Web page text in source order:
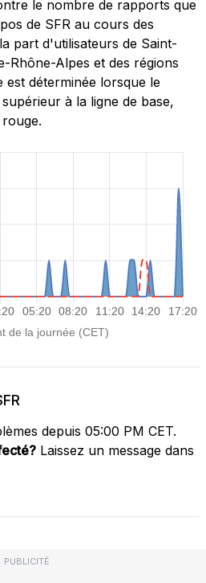
le nombre de rapports que
de SFR au cours des
part d'utilisateurs de Saint-
Rhône-Alpes et des régions
est déterminée lorsque le
à la ligne de base,
depuis 05:00 PM CET.
Laissez un message dans
PUBLICITÉ